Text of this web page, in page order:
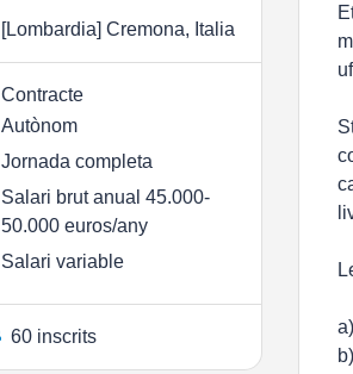
[Lombardia] Cremona, Italia
Contracte
Autònom
Jornada completa
Salari brut anual 45.000-
50.000 euros/any
Salari variable
60 inscrits